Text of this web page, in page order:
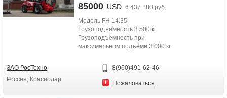
85000 USD 6 437 280 руб.
Модель FH 14.35
Грузоподъёмность 3 500 кг
Грузоподъёмность при
максимальном подъёме 3 000 кг
максимальном вылете стрелы 9,5...
ЗАО РосТехно
Россия, Краснодар
8(960)491-62-46
Пожаловаться